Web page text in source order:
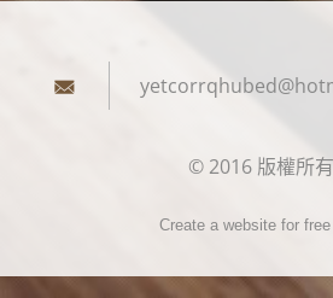
yetcorrqhubed@ho
© 2016 版權所
Create a website for free